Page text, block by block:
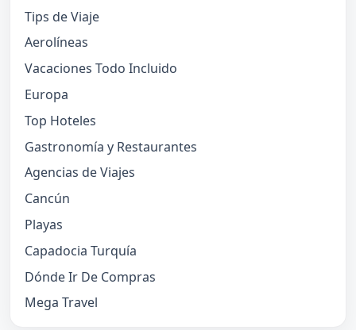
Tips de Viaje
Aerolíneas
Vacaciones Todo Incluido
Europa
Top Hoteles
Gastronomía y Restaurantes
Agencias de Viajes
Cancún
Playas
Capadocia Turquía
Dónde Ir De Compras
Mega Travel